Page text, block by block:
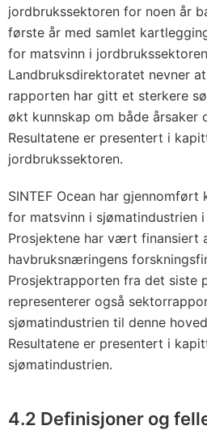
jordbrukssektoren for noen år
første år med samlet
for matsvinn i
Landbruksdirektoratet nevner
rapporten har gitt et sterkere
økt kunnskap om både årsaker
Resultatene er presentert i
jordbrukssektoren.
SINTEF Ocean har
for matsvinn i sjømatindustrien
Prosjektene har vært finansiert
havbruksnæringens
Prosjektrapporten fra det siste
representerer også
sjømatindustrien til denne
Resultatene er presentert i
sjømatindustrien.
4.2 Definisjoner og